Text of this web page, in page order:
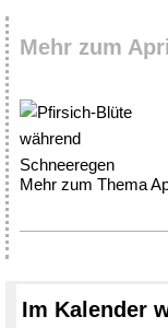
Mehr zum
Mehr zum Thema
Im Kalender